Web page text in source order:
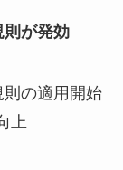
が発効
の適用開始
上